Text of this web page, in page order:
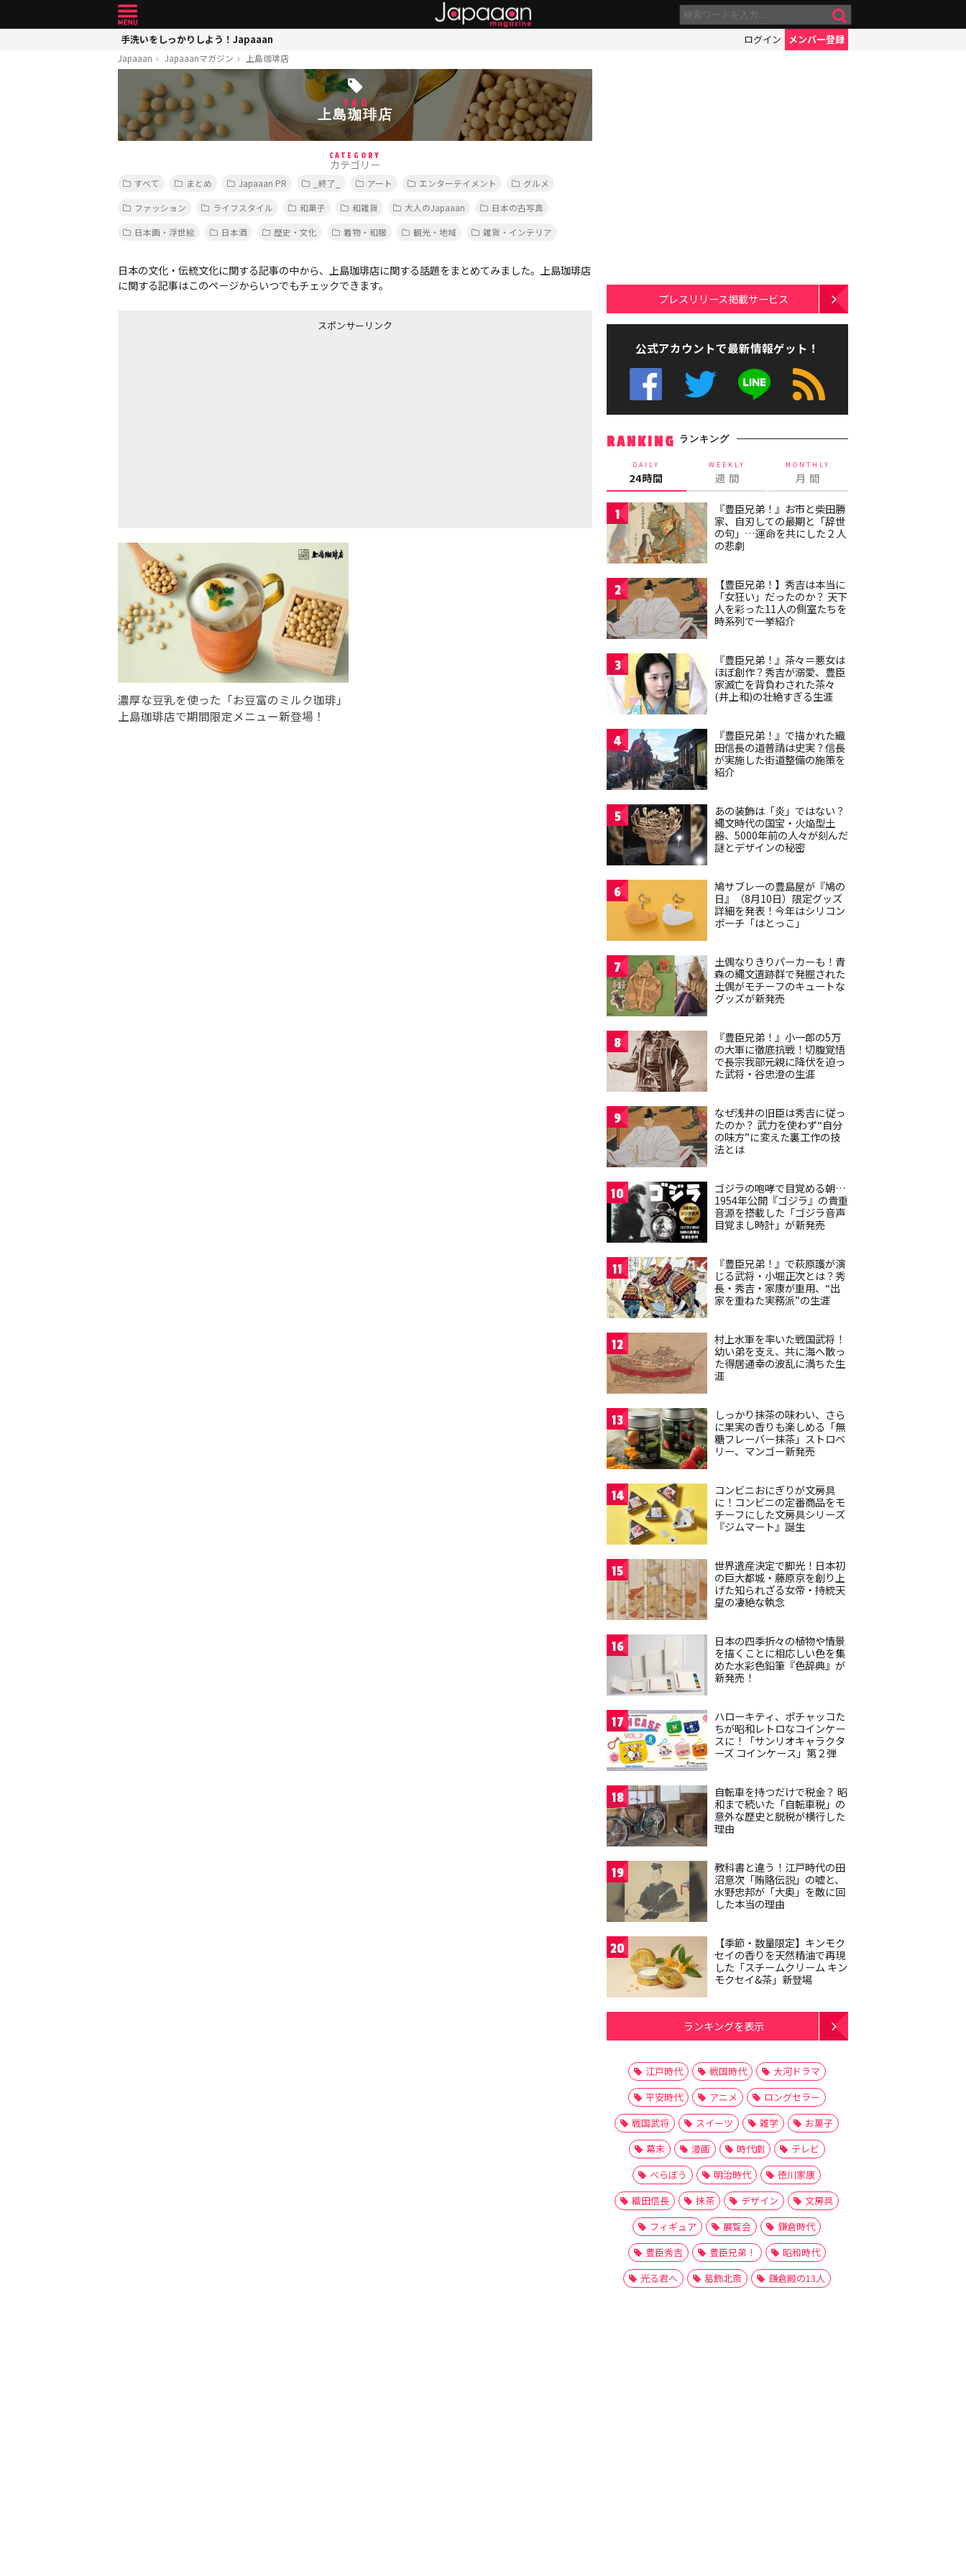
手洗いをしっかりしよう！Japaaan ログイン メンバー登録
Japaaan Japaaanマガジン 上島珈琲店
TAG
上島珈琲店
CATEGORY
カテゴリー
すべて まとめ Japaaan PR _終了_ アート エンターテイメント
グルメ
ファッション
ライフスタイル 和菓子 和雑貨 大人のJapaaan
日本の古写真
日本画・浮世絵
日本酒 歴史・文化 着物・和服 観光・地域 雑貨・インテリア
日本の文化・伝統文化に関する記事の中から、上島珈琲店に関する話題をまとめてみました。上島珈琲店
に関する記事はこのページからいつでもチェックできます。
スポンサーリンク
濃厚な豆乳を使った「お豆富のミルク珈琲」
上島珈琲店で期間限定メニュー新登場！
プレスリリース掲載サービス
公式アカウントで最新情報ゲット！
RANKING ランキング
DAILY
24時間
WEEKLY
週 間
MONTHLY
月 間
1
『豊臣兄弟！』お市と柴田勝
家、自刃しての最期と「辞世
の句」…運命を共にした２人
の悲劇
2
【豊臣兄弟！】秀吉は本当に
「女狂い」だったのか？ 天下
人を彩った11人の側室たちを
時系列で一挙紹介
3
『豊臣兄弟！』茶々＝悪女は
ほぼ創作？秀吉が溺愛、豊臣
家滅亡を背負わされた茶々
(井上和)の壮絶すぎる生涯
4
『豊臣兄弟！』で描かれた織
田信長の道普請は史実？信長
が実施した街道整備の施策を
紹介
5
あの装飾は「炎」ではない？
縄文時代の国宝・火焔型土
器、5000年前の人々が刻んだ
謎とデザインの秘密
6
鳩サブレーの豊島屋が『鳩の
日』（8月10日）限定グッズ
詳細を発表！今年はシリコン
ポーチ「はとっこ」
7
土偶なりきりパーカーも！青
森の縄文遺跡群で発掘された
土偶がモチーフのキュートな
グッズが新発売
8
『豊臣兄弟！』小一郎の5万
の大軍に徹底抗戦！切腹覚悟
で長宗我部元親に降伏を迫っ
た武将・谷忠澄の生涯
9
なぜ浅井の旧臣は秀吉に従っ
たのか？ 武力を使わず“自分
の味方”に変えた裏工作の技
法とは
10
ゴジラの咆哮で目覚める朝…
1954年公開『ゴジラ』の貴重
音源を搭載した「ゴジラ音声
目覚まし時計」が新発売
11
『豊臣兄弟！』で萩原護が演
じる武将・小堀正次とは？秀
長・秀吉・家康が重用、“出
家を重ねた実務派”の生涯
12
村上水軍を率いた戦国武将！
幼い弟を支え、共に海へ散っ
た得居通幸の波乱に満ちた生
涯
13
しっかり抹茶の味わい、さら
に果実の香りも楽しめる「無
糖フレーバー抹茶」ストロベ
リー、マンゴー新発売
14
コンビニおにぎりが文房具
に！コンビニの定番商品をモ
チーフにした文房具シリーズ
『ジムマート』誕生
15
世界遺産決定で脚光！日本初
の巨大都城・藤原京を創り上
げた知られざる女帝・持統天
皇の凄絶な執念
16
日本の四季折々の植物や情景
を描くことに相応しい色を集
めた水彩色鉛筆『色辞典』が
新発売！
17
ハローキティ、ポチャッコた
ちが昭和レトロなコインケー
スに！「サンリオキャラクタ
ーズ コインケース」第２弾
18
自転車を持つだけで税金？ 昭
和まで続いた「自転車税」の
意外な歴史と脱税が横行した
理由
19
教科書と違う！江戸時代の田
沼意次「賄賂伝説」の嘘と、
水野忠邦が「大奥」を敵に回
した本当の理由
20
【季節・数量限定】キンモク
セイの香りを天然精油で再現
した「スチームクリーム キン
モクセイ&茶」新登場
ランキングを表示
江戸時代 戦国時代
大河ドラマ
平安時代
アニメ
ロングセラー
戦国武将
スイーツ 雑学
お菓子
幕末
漫画 時代劇
テレビ
べらぼう
明治時代
徳川家康
織田信長
抹茶 デザイン
文房具
フィギュア
展覧会
鎌倉時代
豊臣秀吉
豊臣兄弟！
昭和時代
光る君へ
葛飾北斎 鎌倉殿の13人